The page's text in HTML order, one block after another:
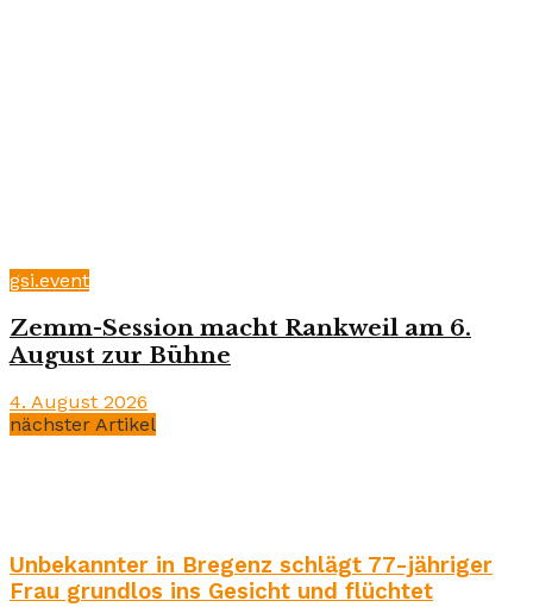
gsi.event
Zemm-Session macht Rankweil am 6.
August zur Bühne
4. August 2026
nächster Artikel
Unbekannter in Bregenz schlägt 77-jähriger
Frau grundlos ins Gesicht und flüchtet